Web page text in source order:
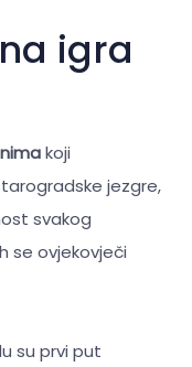
igra
koji
jezgre,
svakog
se ovjekovječi
su prvi put